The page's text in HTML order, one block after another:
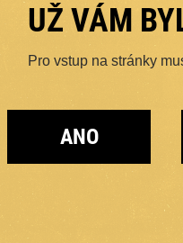
UŽ VÁM
Pro vstup na stránky
ANO
ТЕМНЫЙ